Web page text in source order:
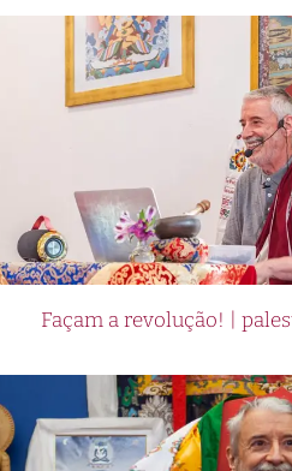
Façam a revolução! |